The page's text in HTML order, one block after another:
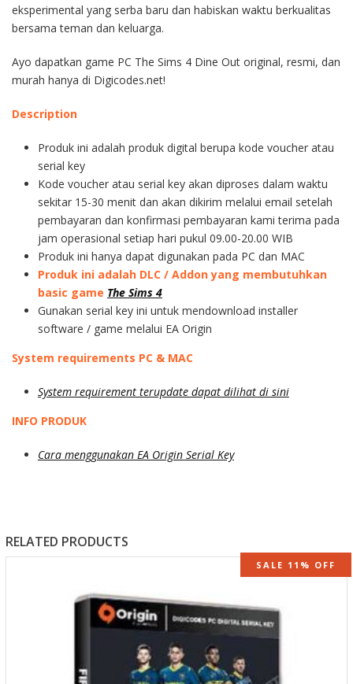
eksperimental yang serba baru dan habiskan waktu berkualitas
bersama teman dan keluarga.
Ayo dapatkan game PC The Sims 4 Dine Out original, resmi, dan
murah hanya di Digicodes.net!
Description
Produk ini adalah produk digital berupa kode voucher atau
serial key
Kode voucher atau serial key akan diproses dalam waktu
sekitar 15-30 menit dan akan dikirim melalui email setelah
pembayaran dan konfirmasi pembayaran kami terima pada
jam operasional setiap hari pukul 09.00-20.00 WIB
Produk ini hanya dapat digunakan pada PC dan MAC
Produk ini adalah DLC / Addon yang membutuhkan
basic game The Sims 4
Gunakan serial key ini untuk mendownload installer
software / game melalui EA Origin
System requirements PC & MAC
System requirement terupdate dapat dilihat di sini
INFO PRODUK
Cara menggunakan EA Origin Serial Key
RELATED PRODUCTS
SALE 11% OFF